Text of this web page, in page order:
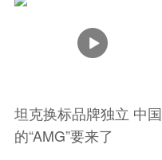
坦克换标品牌独立 中国
的“AMG”要来了